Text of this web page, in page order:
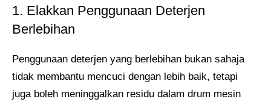
1. Elakkan Penggunaan Deterjen
Berlebihan
Penggunaan deterjen yang berlebihan bukan sahaja
tidak membantu mencuci dengan lebih baik, tetapi
juga boleh meninggalkan residu dalam drum mesin